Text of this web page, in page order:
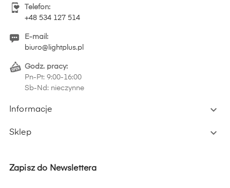
Telefon:
+48 534 127 514
E-mail:
biuro@lightplus.pl
Godz. pracy:
Pn-Pt: 9:00-16:00
Sb-Nd: nieczynne
Informacje 
Sklep 
Zapisz do Newslettera